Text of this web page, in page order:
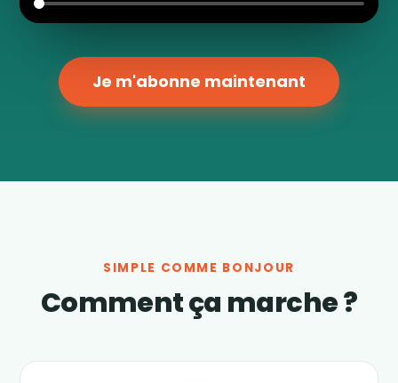
Je m'abonne maintenant
SIMPLE COMME BONJOUR
Comment ça marche ?